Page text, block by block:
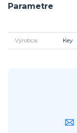
Parametre
Výrobca Key